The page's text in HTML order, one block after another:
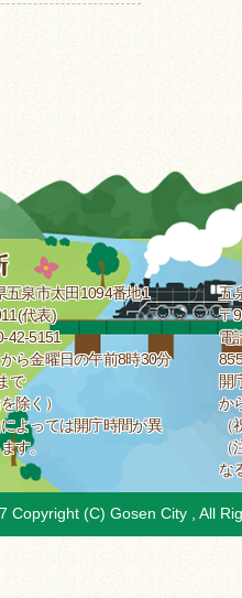
五泉市太田1094番地1
代表)
42-5151
ら金曜日の午前8時30分
で
除く）
によっては開庁時間が異
す。
五
〒
電
開
か
な
Copyright (C) Gosen City , All